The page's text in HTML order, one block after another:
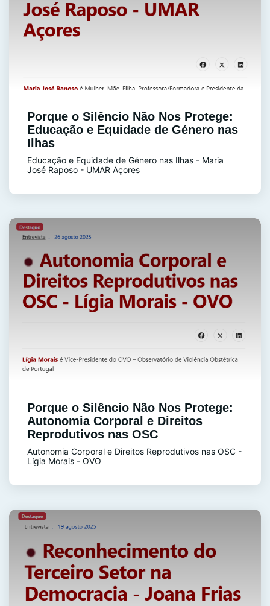
Porque o Silêncio Não Nos Protege:
Educação e Equidade de Género nas
Ilhas
Educação e Equidade de Género nas Ilhas - Maria
José Raposo - UMAR Açores
Porque o Silêncio Não Nos Protege:
Autonomia Corporal e Direitos
Reprodutivos nas OSC
Autonomia Corporal e Direitos Reprodutivos nas OSC -
Lígia Morais - OVO